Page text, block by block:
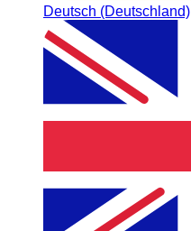
Deutsch (Deutschland)